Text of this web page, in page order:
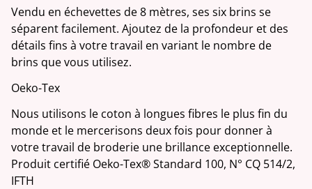
Vendu en échevettes de 8 mètres, ses six brins se
séparent facilement. Ajoutez de la profondeur et des
détails fins à votre travail en variant le nombre de
brins que vous utilisez.
Oeko-Tex
Nous utilisons le coton à longues fibres le plus fin du
monde et le mercerisons deux fois pour donner à
votre travail de broderie une brillance exceptionnelle.
Produit certifié Oeko-Tex® Standard 100, N° CQ 514/2,
IFTH